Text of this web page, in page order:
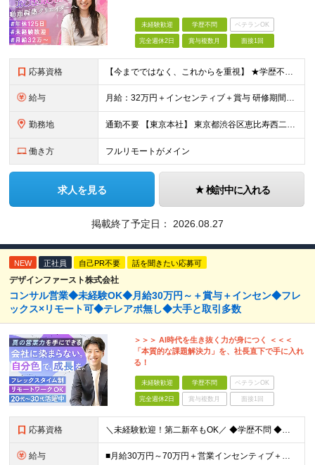
未経験歓迎 学歴不問 ベテランOK
完全週休2日 賞与複数月 面接1回
応募資格 【今までではなく、これからを重視】 ★学歴不問 ★職種未経験歓迎 ★業種未経験歓迎 ★社会人未経験歓迎 ★第二新卒歓迎 ★ブランクOK ★動画編集・デザイン制作の勉強を独学でしている方など ※基礎的
給与 月給：32万円＋インセンティブ＋賞与 研修期間中：月給25万円～ ＼ 頑張りはしっかり評価！ ／ 研修期間中でも、スキルの習得状況や成果に応じて月給27万円へ昇給が可能です。 【研修期間】 期
勤務地 通勤不要 【東京本社】 東京都渋谷区恵比寿西二丁目8番4号 EX恵比寿西ビル5階
働き方 フルリモートがメイン
求人を見る 検討中に入れる
掲載終了予定日： 2026.08.27
NEW 正社員 自己PR不要 話を聞きたい応募可
デザインファースト株式会社
コンサル営業◆未経験OK◆月給30万円～＋賞与＋インセン◆フレ
ックス×リモート可◆テレアポ無し◆大手と取引多数
＞＞＞ AI時代を生き抜く力が身につく ＜＜＜
「本質的な課題解決力」を、社長直下で手に入れ
る！
未経験歓迎 学歴不問 ベテランOK
完全週休2日 賞与複数月 面接1回
応募資格 ＼未経験歓迎！第二新卒もOK／ ◆学歴不問 ◆業界・職種経験不問 ◆当社の理念に共感いただける方 ＼以下のような方を歓迎しています／ □指示されたことだけでなく、自分で考えて行動できる力をつけたい
給与 ■月給30万円～70万円＋営業インセンティブ＋業績連動賞与 ※これまでのご経験やスキルを十分に考慮のうえで決定いたします。 ※みなし残業手当などの詳細な条件については面接時にご案内いたします。 ※試